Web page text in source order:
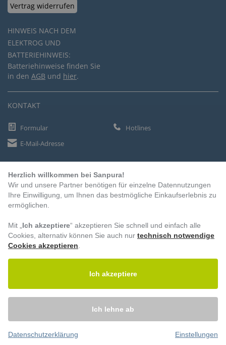
Vertrag widerrufen
HINWEIS NACH DEM
ELEKTROG UND
BATTERIEHINWEIS:
Batteriehinweise finden Sie
in den AGB und hier.
KONTAKT
Formular
Hotlines
E-Mail-Adresse
ZAHLUNGSARTEN
Vorkasse
© 2026 – Sanpura. Alle Rechte vorbehalten.
Herzlich willkommen bei Sanpura!
Wir und unsere Partner benötigen für einzelne Datennutzungen
Ihre Einwilligung, um Ihnen das bestmögliche Einkaufserlebnis zu
ermöglichen.
Mit „ Ich akzeptiere“ akzeptieren Sie schnell und einfach alle
Cookies, alternativ können Sie auch nur technisch notwendige
Cookies akzeptieren
Ich akzeptiere
Ich lehne ab
Datenschutzerklärung Einstellungen